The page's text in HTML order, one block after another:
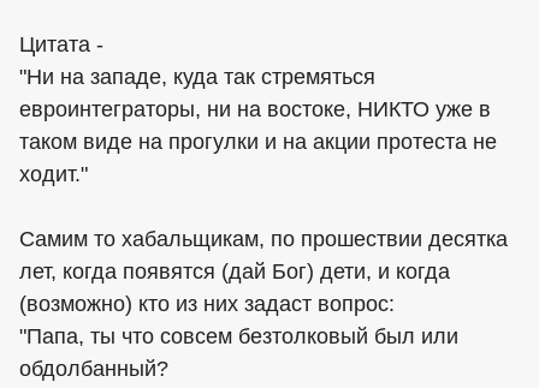
Цитата -
"Ни на западе, куда так стремяться
евроинтеграторы, ни на востоке, НИКТО уже в
таком виде на прогулки и на акции протеста не
ходит."
Самим то хабальщикам, по прошествии десятка
лет, когда появятся (дай Бог) дети, и когда
(возможно) кто из них задаст вопрос:
"Папа, ты что совсем безтолковый был или
обдолбанный?